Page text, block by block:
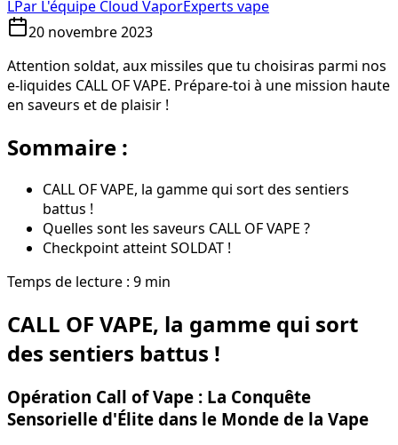
LPar L'équipe Cloud VaporExperts vape
20 novembre 2023
Attention soldat, aux missiles que tu choisiras parmi nos
e-liquides CALL OF VAPE. Prépare-toi à une mission haute
en saveurs et de plaisir !
Sommaire :
CALL OF VAPE, la gamme qui sort des sentiers
battus !
Quelles sont les saveurs CALL OF VAPE ?
Checkpoint atteint SOLDAT !
Temps de lecture : 9 min
CALL OF VAPE, la gamme qui sort
des sentiers battus !
Opération Call of Vape : La Conquête
Sensorielle d'Élite dans le Monde de la Vape